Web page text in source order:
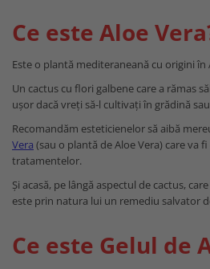
Anti Age 45+
Ten Sensibil + Contur Ochi Si
Buze 25+
Produse Pentru Corp
Scaune Pentru Coafor
Ce este Aloe
Este o plantă mediteraneană cu origini în
Un cactus cu flori galbene care a rămas
ușor dacă vreți să-l cultivați în grădină
Recomandăm esteticienelor să aibă
Vera (sau o plantă de Aloe Vera) care va
tratamentelor.
Și acasă, pe lângă aspectul de cactus,
este prin natura lui un remediu salvator
Ce este Gelul de